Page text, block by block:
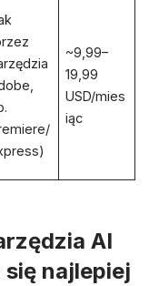
~9,99–
19,99
USD/mies
iąc
AI
najlepiej